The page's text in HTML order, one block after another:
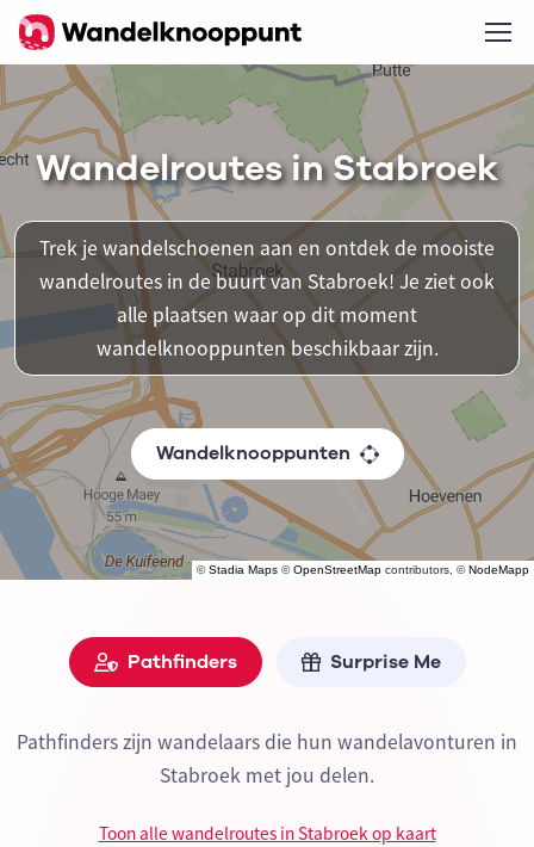
©Stadia Maps ©OpenStreetMap contributors, ©NodeMapp
Wandelroutes in Stabroek
Trek je wandelschoenen aan en ontdek de mooiste
wandelroutes in de buurt van Stabroek! Je ziet ook
alle plaatsen waar op dit moment
wandelknooppunten beschikbaar zijn.
Wandelknooppunten
Pathfinders Surprise Me
Pathfinders zijn wandelaars die hun wandelavonturen in
Stabroek met jou delen.
Toon alle wandelroutes in Stabroek op kaart